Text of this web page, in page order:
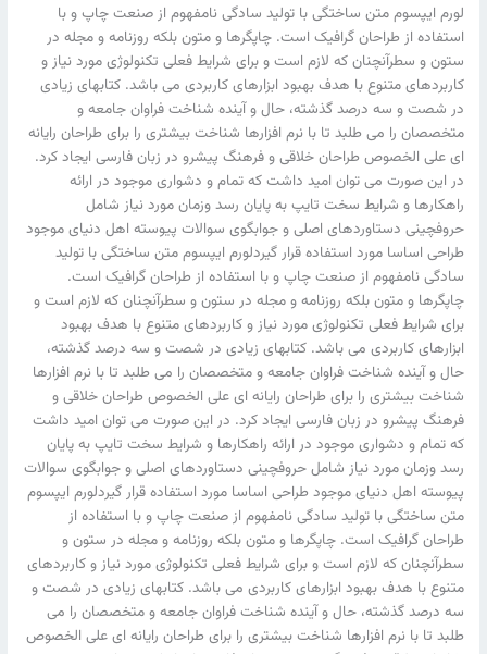
لورم ایپسوم متن ساختگی با تولید سادگی نامفهوم از صنعت چاپ و با
استفاده از طراحان گرافیک است. چاپگرها و متون بلکه روزنامه و مجله در
ستون و سطرآنچنان که لازم است و برای شرایط فعلی تکنولوژی مورد نیاز و
کاربردهای متنوع با هدف بهبود ابزارهای کاربردی می باشد. کتابهای زیادی
در شصت و سه درصد گذشته، حال و آینده شناخت فراوان جامعه و
متخصصان را می طلبد تا با نرم افزارها شناخت بیشتری را برای طراحان رایانه
ای علی الخصوص طراحان خلاقی و فرهنگ پیشرو در زبان فارسی ایجاد کرد.
در این صورت می توان امید داشت که تمام و دشواری موجود در ارائه
راهکارها و شرایط سخت تایپ به پایان رسد وزمان مورد نیاز شامل
حروفچینی دستاوردهای اصلی و جوابگوی سوالات پیوسته اهل دنیای موجود
طراحی اساسا مورد استفاده قرار گیردلورم ایپسوم متن ساختگی با تولید
سادگی نامفهوم از صنعت چاپ و با استفاده از طراحان گرافیک است.
چاپگرها و متون بلکه روزنامه و مجله در ستون و سطرآنچنان که لازم است و
برای شرایط فعلی تکنولوژی مورد نیاز و کاربردهای متنوع با هدف بهبود
ابزارهای کاربردی می باشد. کتابهای زیادی در شصت و سه درصد گذشته،
حال و آینده شناخت فراوان جامعه و متخصصان را می طلبد تا با نرم افزارها
شناخت بیشتری را برای طراحان رایانه ای علی الخصوص طراحان خلاقی و
فرهنگ پیشرو در زبان فارسی ایجاد کرد. در این صورت می توان امید داشت
که تمام و دشواری موجود در ارائه راهکارها و شرایط سخت تایپ به پایان
رسد وزمان مورد نیاز شامل حروفچینی دستاوردهای اصلی و جوابگوی سوالات
پیوسته اهل دنیای موجود طراحی اساسا مورد استفاده قرار گیردلورم ایپسوم
متن ساختگی با تولید سادگی نامفهوم از صنعت چاپ و با استفاده از
طراحان گرافیک است. چاپگرها و متون بلکه روزنامه و مجله در ستون و
سطرآنچنان که لازم است و برای شرایط فعلی تکنولوژی مورد نیاز و کاربردهای
متنوع با هدف بهبود ابزارهای کاربردی می باشد. کتابهای زیادی در شصت و
سه درصد گذشته، حال و آینده شناخت فراوان جامعه و متخصصان را می
طلبد تا با نرم افزارها شناخت بیشتری را برای طراحان رایانه ای علی الخصوص